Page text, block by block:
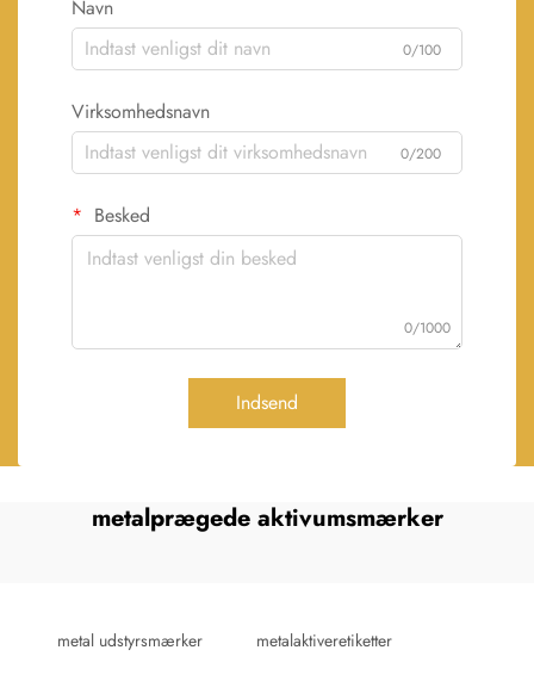
Navn
0/100
Virksomhedsnavn
0/200
Besked
0/1000
Indsend
metalprægede aktivumsmærker
metal udstyrsmærker metalaktiveretiketter